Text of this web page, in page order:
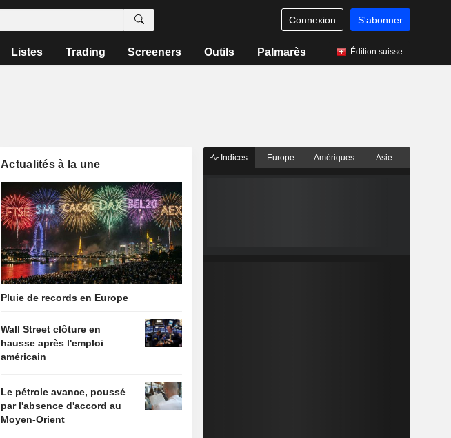
Connexion S'abonner
Listes Trading Screeners Outils Palmarès Édition suisse
Actualités à la une
Pluie de records en Europe
Wall Street clôture en
hausse après l'emploi
américain
Le pétrole avance, poussé
par l'absence d'accord au
Moyen-Orient
Indices Europe Amériques Asie